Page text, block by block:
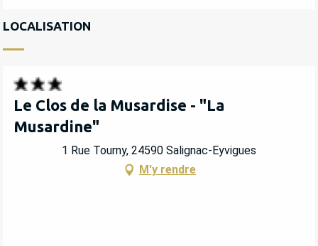
LOCALISATION
Le Clos de la Musardise - "La
Musardine"
1 Rue Tourny, 24590 Salignac-Eyvigues
M'y rendre